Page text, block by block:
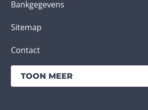
Bankgegevens
Sitemap
Contact
TOON MEER